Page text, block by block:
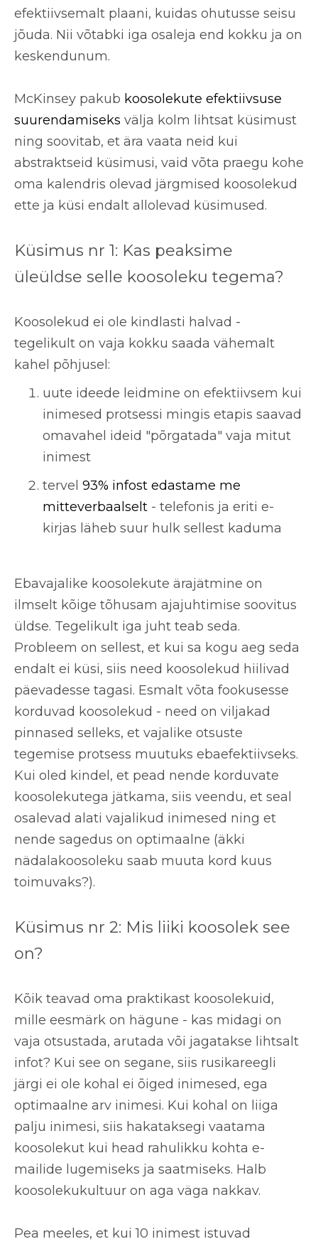
efektiivsemalt plaani, kuidas ohutusse seisu
jõuda. Nii võtabki iga osaleja end kokku ja on
keskendunum.
McKinsey pakub koosolekute efektiivsuse
suurendamiseks välja kolm lihtsat küsimust
ning soovitab, et ära vaata neid kui
abstraktseid küsimusi, vaid võta praegu kohe
oma kalendris olevad järgmised koosolekud
ette ja küsi endalt allolevad küsimused.
Küsimus nr 1: Kas peaksime
üleüldse selle koosoleku tegema?
Koosolekud ei ole kindlasti halvad -
tegelikult on vaja kokku saada vähemalt
kahel põhjusel:
uute ideede leidmine on efektiivsem kui
inimesed protsessi mingis etapis saavad
omavahel ideid "põrgatada" vaja mitut
inimest
tervel 93% infost edastame me
mitteverbaalselt - telefonis ja eriti e-
kirjas läheb suur hulk sellest kaduma
Ebavajalike koosolekute ärajätmine on
ilmselt kõige tõhusam ajajuhtimise soovitus
üldse. Tegelikult iga juht teab seda.
Probleem on sellest, et kui sa kogu aeg seda
endalt ei küsi, siis need koosolekud hiilivad
päevadesse tagasi. Esmalt võta fookusesse
korduvad koosolekud - need on viljakad
pinnased selleks, et vajalike otsuste
tegemise protsess muutuks ebaefektiivseks.
Kui oled kindel, et pead nende korduvate
koosolekutega jätkama, siis veendu, et seal
osalevad alati vajalikud inimesed ning et
nende sagedus on optimaalne (äkki
nädalakoosoleku saab muuta kord kuus
toimuvaks?).
Küsimus nr 2: Mis liiki koosolek see
on?
Kõik teavad oma praktikast koosolekuid,
mille eesmärk on hägune - kas midagi on
vaja otsustada, arutada või jagatakse lihtsalt
infot? Kui see on segane, siis rusikareegli
järgi ei ole kohal ei õiged inimesed, ega
optimaalne arv inimesi. Kui kohal on liiga
palju inimesi, siis hakataksegi vaatama
koosolekut kui head rahulikku kohta e-
mailide lugemiseks ja saatmiseks. Halb
koosolekukultuur on aga väga nakkav.
Pea meeles, et kui 10 inimest istuvad